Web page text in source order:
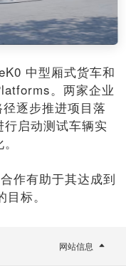
中型厢式货车和
。两家企业
逐步推进项目落
启动测试车辆实
作有助于其达成到
标。
网站信息